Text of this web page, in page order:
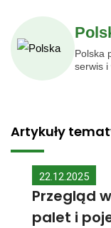
Polska
serwis i
Artykuły
22.12.2025
Przegląd
palet i